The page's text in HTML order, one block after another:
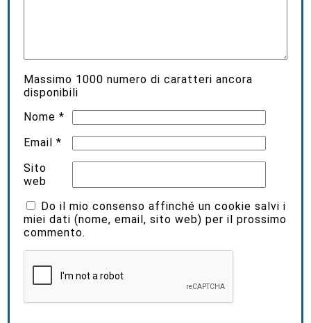
Massimo 1000 numero di caratteri ancora
disponibili
Nome*
Email*
Sito
web
Do il mio consenso affinché un cookie salvi i
miei dati (nome, email, sito web) per il prossimo
commento.